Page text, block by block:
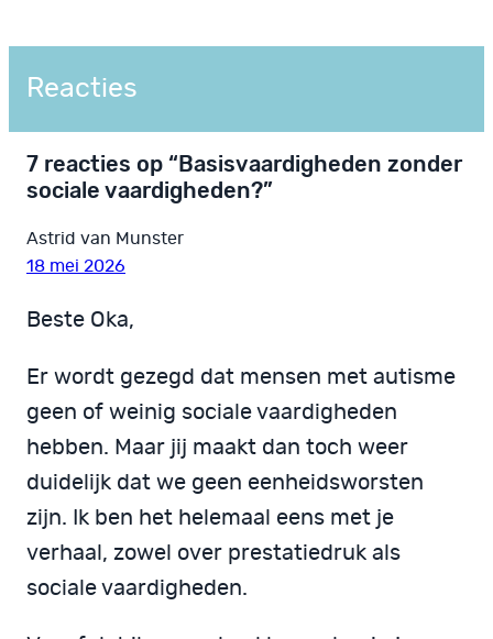
Reacties
7 reacties op “Basisvaardigheden zonder
sociale vaardigheden?”
Astrid van Munster
18 mei 2026
Beste Oka,
Er wordt gezegd dat mensen met autisme
geen of weinig sociale vaardigheden
hebben. Maar jij maakt dan toch weer
duidelijk dat we geen eenheidsworsten
zijn. Ik ben het helemaal eens met je
verhaal, zowel over prestatiedruk als
sociale vaardigheden.